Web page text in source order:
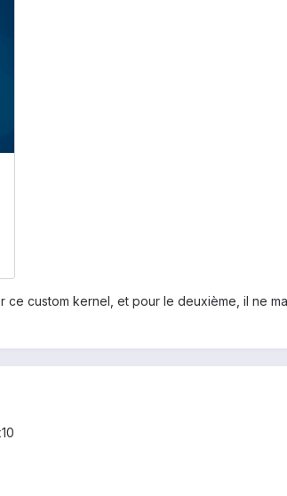
custom kernel, et pour le deuxième, il ne